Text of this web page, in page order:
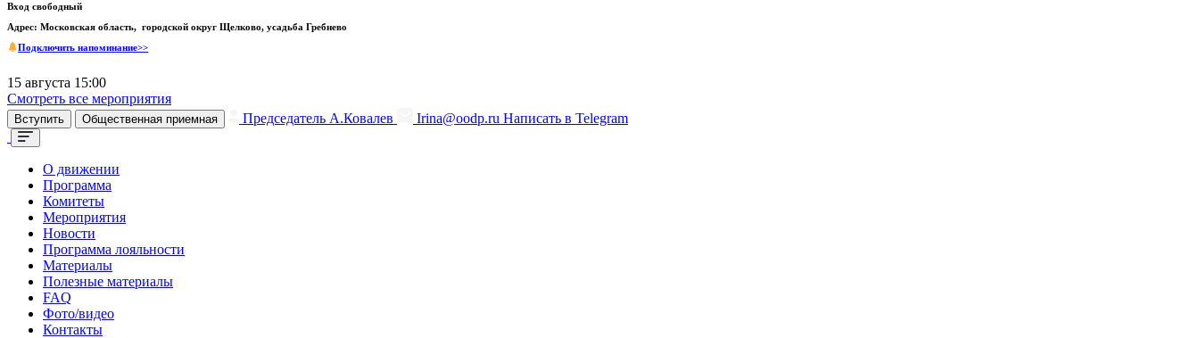
Вход свободный
Адрес: Московская область, городской округ Щелково, усадьба Гребнево
Подключить напоминание>>
15 августа 15:00
Смотреть все мероприятия
Вступить Общественная приемная Председатель А.Ковалев Irina@oodp.ru Написать в Telegram
О движении
Программа
Комитеты
Мероприятия
Новости
Программа лояльности
Материалы
Полезные материалы
FAQ
Фото/видео
Контакты